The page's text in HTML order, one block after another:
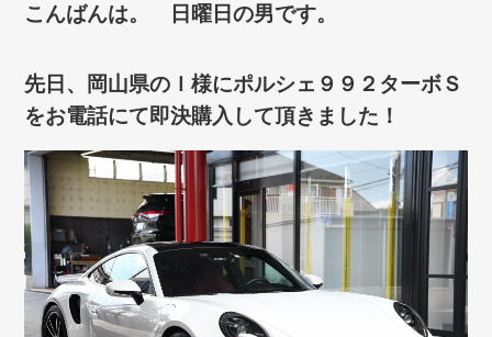
こんばんは。 日曜日の男です。
先日、岡山県のＩ様にポルシェ９９２ターボＳ
をお電話にて即決購入して頂きました！